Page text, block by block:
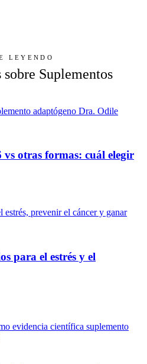
LEYENDO
Suplementos
otras formas: cuál elegir
para el estrés y el